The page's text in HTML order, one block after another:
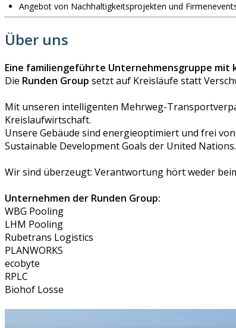
Angebot von Nachhaltigkeitsprojekten und
Über uns
Eine familiengeführte Unternehmensgruppe mit
Die Runden Group setzt auf Kreisläufe statt
Mit unseren intelligenten Mehrweg-
Kreislaufwirtschaft.
Unsere Gebäude sind energieoptimiert und frei
Sustainable Development Goals der United Nations.
Wir sind überzeugt: Verantwortung hört weder
Unternehmen der Runden Group:
WBG Pooling
LHM Pooling
Rubetrans Logistics
PLANWORKS
ecobyte
RPLC
Biohof Losse